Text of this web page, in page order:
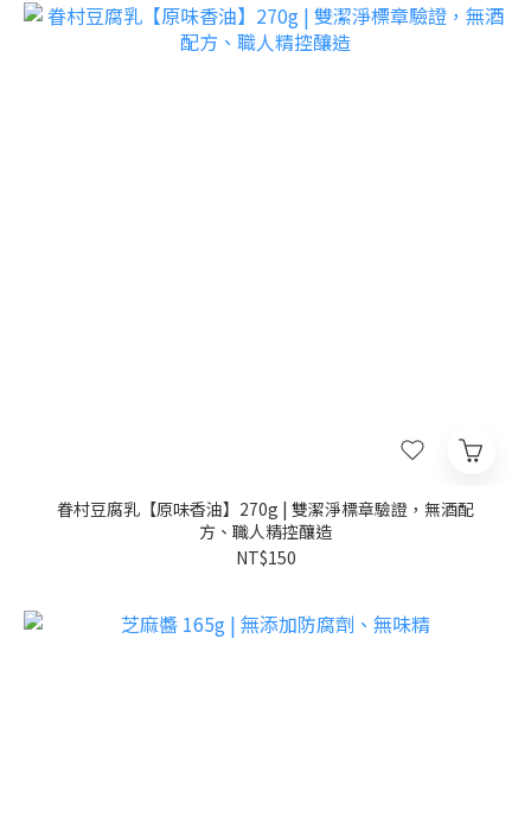
眷村豆腐乳【原味香油】270g | 雙潔淨標章驗證，無酒配
方、職人精控釀造
NT$150